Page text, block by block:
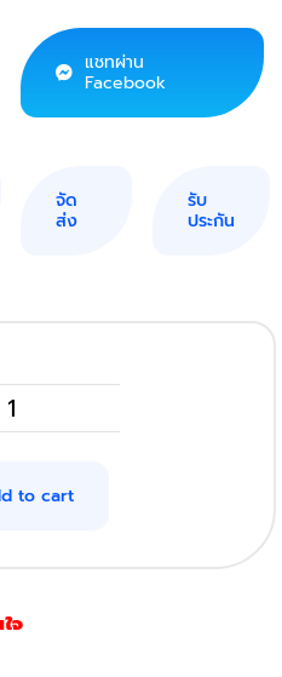
แชทผ่าน
Facebook
จัด
ส่ง
รับ
ประกัน
Brother
1815
quantity
to cart
จ